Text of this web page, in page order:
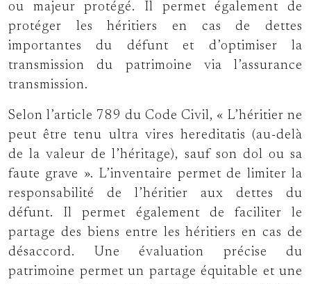
ou majeur protégé. Il permet également de
protéger les héritiers en cas de dettes
importantes du défunt et d’optimiser la
transmission du patrimoine via l’assurance
transmission.
Selon l’article 789 du Code Civil, « L’héritier ne
peut être tenu ultra vires hereditatis (au-delà
de la valeur de l’héritage), sauf son dol ou sa
faute grave ». L’inventaire permet de limiter la
responsabilité de l’héritier aux dettes du
défunt. Il permet également de faciliter le
partage des biens entre les héritiers en cas de
désaccord. Une évaluation précise du
patrimoine permet un partage équitable et une